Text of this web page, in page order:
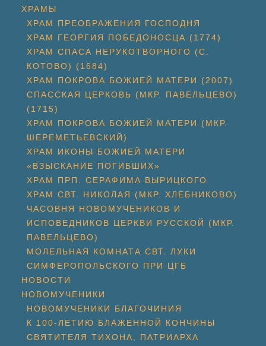
ХРАМЫ
ХРАМ ПРЕОБРАЖЕНИЯ ГОСПОДНЯ
ХРАМ ГЕОРГИЯ ПОБЕДОНОСЦА (1774)
ХРАМ СПАСА НЕРУКОТВОРНОГО (С.
КОТОВО) (1684)
ХРАМ ПОКРОВА БОЖИЕЙ МАТЕРИ (2007)
СПАССКАЯ ЦЕРКОВЬ (МКР. ПАВЕЛЬЦЕВО)
(1715)
ХРАМ ПОКРОВА БОЖИЕЙ МАТЕРИ (МКР.
ШЕРЕМЕТЬЕВСКИЙ)
ХРАМ ИКОНЫ БОЖИЕЙ МАТЕРИ
«ВЗЫСКАНИЕ ПОГИБШИХ»
ХРАМ ПРП. СЕРАФИМА ВЫРИЦКОГО
ХРАМ СВТ. НИКОЛАЯ (МКР. ХЛЕБНИКОВО)
ЧАСОВНЯ НОВОМУЧЕНИКОВ И
ИСПОВЕДНИКОВ ЦЕРКВИ РУССКОЙ (МКР.
ПАВЕЛЬЦЕВО)
МОЛЕЛЬНАЯ КОМНАТА СВТ. ЛУКИ
СИМФЕРОПОЛЬСКОГО ПРИ ЦГБ
НОВОСТИ
НОВОМУЧЕНИКИ
НОВОМУЧЕНИКИ БЛАГОЧИНИЯ
К 100-ЛЕТИЮ БЛАЖЕННОЙ КОНЧИНЫ
СВЯТИТЕЛЯ ТИХОНА, ПАТРИАРХА